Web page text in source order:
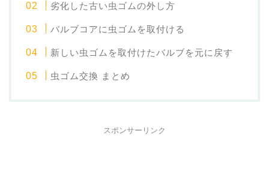
劣化した古い虫ゴムの外し方
バルブコアに虫ゴムを取付ける
新しい虫ゴムを取付けたバルブを元に戻す
虫ゴム交換 まとめ
スポンサーリンク